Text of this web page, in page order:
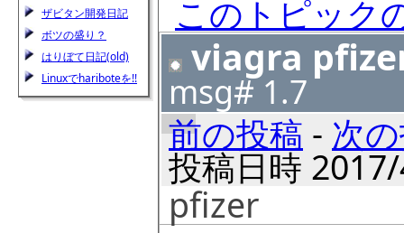
ザビタン開発日記
ボツの盛り？
はりぼて日記(old)
Linuxでhariboteを!!
このトピック
viagra
msg# 1.7
前の投稿 - 次
投稿日時
pfizer